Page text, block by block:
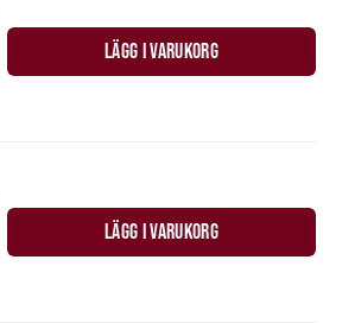
LÄGG I VARUKORG
LÄGG I VARUKORG